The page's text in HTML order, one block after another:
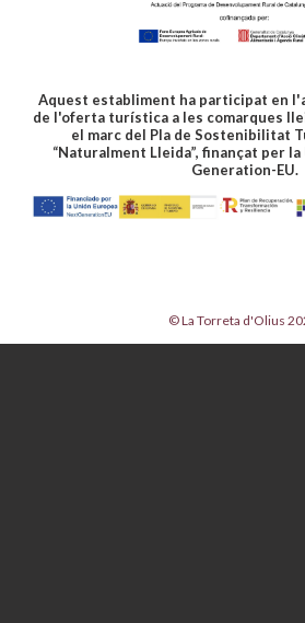
Aquest establiment ha participat en
de l'oferta turística a les comarques
el marc del Pla de Sostenibilitat
“Naturalment Lleida”, finançat per
Generation-EU.
© La Torreta d'Olius